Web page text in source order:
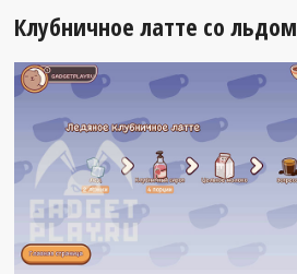
Клубничное латте со льдом